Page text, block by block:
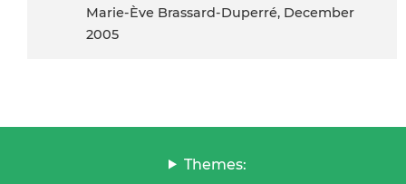
Marie-Ève Brassard-Duperré, December
2005
Themes: